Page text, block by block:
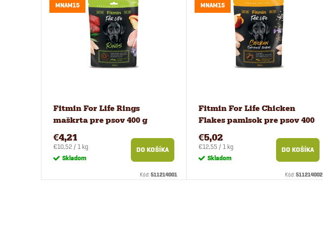
MNAM15
Fitmin For Life Rings
maškrta pre psov 400 g
€4,21
Jednotková
cena:
€10,52 / 1 kg
Skladom
DO KOŠÍKA
Kód:511214001
MNAM15
Fitmin For Life Chicken
Flakes pamlsok pre psov 400
g
€5,02
Jednotková
cena:
€12,55 / 1 kg
Skladom
DO KOŠÍKA
Kód:511214002